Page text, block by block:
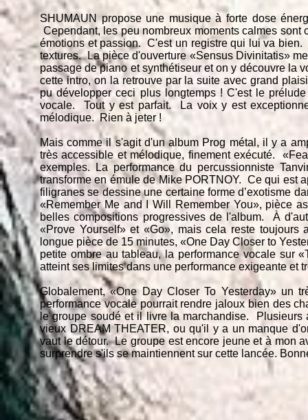
SHUMAUN propose une musique à forte dose
Cependant, les peu nombreux moments calmes
émotions et passion. C'est un registre qui lui va
textures. La pièce d'ouverture «Sensus Divinitatis»
passage de piano et synthétiseur et on y découvre la
cette intro, on la retrouve par la suite avec grand
pu développer ceci plus longtemps ! C'est le
vocale. Tout y est parfait. La voix y est
mélodique. Rien à jeter !
Mais comme il s'agit d'un album Prog métal, il y a
très accessible et mélodique, finement exécuté.
exemples. La performance du percussionniste
transforme en émule de Mike PORTNOY. Ce qui est
filigranes se dessine une certaine forme d’exotisme
«Remember Me and I Will Remember You», pièce
belles compositions progressives de l'album. À
«Prove Yourself» et «Go», mais cela reste
longue pièce de 15 minutes, «One Day Closer to
petite ombre au tableau, la performance vocale sur
atteint ses limites dans une performance exigeante et
Globalement, «One Day Closer To Yesterday» un
performance vocale pourrait rendre jaloux bien des
le groupe soudé et il livre la marchandise. Plusieurs
vieux DREAM THEATER, ou qu'il y a un manque
vaut le détour. Le groupe est encore jeune et à mon
surprendre s'ils se maintiennent sur cette lancée.